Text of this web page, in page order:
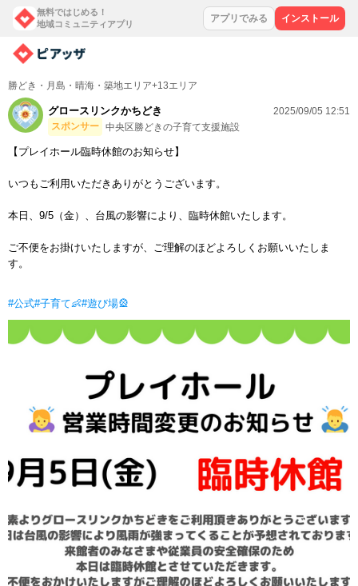
無料ではじめる！
地域コミュニティアプリ
アプリでみる インストール
勝どき・月島・晴海・築地エリア+13エリア
グロースリンクかちどき
スポンサー 中央区勝どきの子育て支援施設
2025/09/05 12:51
【プレイホール臨時休館のお知らせ】
いつもご利用いただきありがとうございます。
本日、9/5（金）、台風の影響により、臨時休館いたします。
ご不便をお掛けいたしますが、ご理解のほどよろしくお願いいたしま
す。
#公式#子育て👶#遊び場🎡